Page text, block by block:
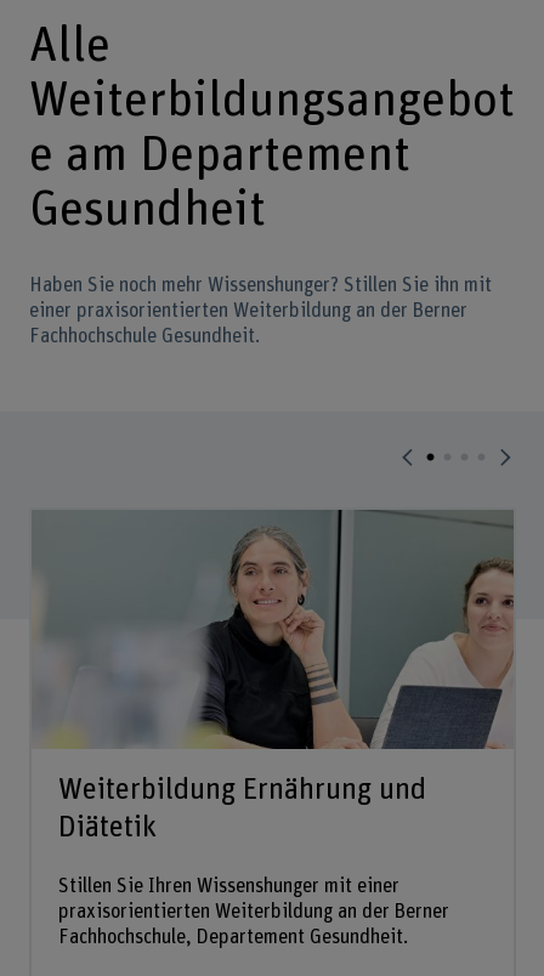
Alle
Weiterbildungsangebot
e am Departement
Gesundheit
Haben Sie noch mehr Wissenshunger? Stillen Sie ihn mit
einer praxisorientierten Weiterbildung an der Berner
Fachhochschule Gesundheit.
Weiterbildung Ernährung und
Diätetik
Stillen Sie Ihren Wissenshunger mit einer
praxisorientierten Weiterbildung an der Berner
Fachhochschule, Departement Gesundheit.